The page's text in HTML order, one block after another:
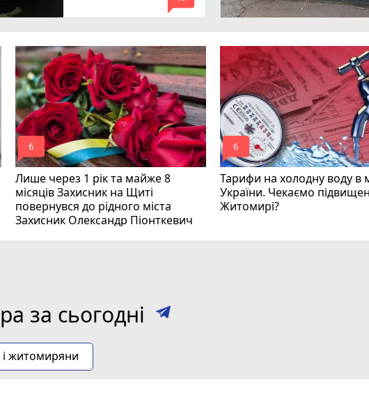
Лише через 1 рік та майже 8
місяців Захисник на Щиті
повернувся до рідного міста
Захисник Олександр Піонткевич
mode_comment
6
Тарифи на холодну воду в
України. Чекаємо
Житомирі?
mode_comment
6
за сьогодні
житомиряни